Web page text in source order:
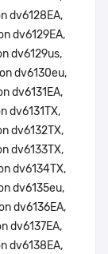
dv6128EA,
dv6129EA,
dv6129us,
dv6130eu,
dv6131EA,
dv6131TX,
dv6132TX,
dv6133TX,
dv6134TX,
dv6135eu,
dv6136EA,
dv6137EA,
dv6138EA,